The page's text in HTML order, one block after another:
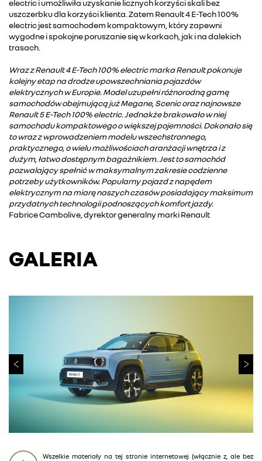
electric i umożliwiła uzyskanie licznych korzyści skali bez
uszczerbku dla korzyści klienta. Zatem Renault 4 E-Tech 100%
electric jest samochodem kompaktowym, który zapewni
wygodne i spokojne poruszanie się w korkach, jak i na dalekich
trasach.
Wraz z Renault 4 E-Tech 100% electric marka Renault pokonuje
kolejny etap na drodze upowszechniania pojazdów
elektrycznych w Europie. Model uzupełni różnorodną gamę
samochodów obejmującą już Megane, Scenic oraz najnowsze
Renault 5 E-Tech 100% electric. Jednakże brakowało w niej
samochodu kompaktowego o większej pojemności. Dokonało się
to wraz z wprowadzeniem modelu wszechstronnego,
praktycznego, o wielu możliwościach aranżacji wnętrza i z
dużym, łatwo dostępnym bagażnikiem. Jest to samochód
pozwalający spełnić w maksymalnym zakresie codzienne
potrzeby użytkowników. Popularny pojazd z napędem
elektrycznym na miarę naszych czasów posiadający maksimum
przydatnych technologii podnoszących komfort jazdy.
Fabrice Cambolive, dyrektor generalny marki Renault
GALERIA
Wszelkie materiały na tej stronie internetowej (włącznie z, ale bez